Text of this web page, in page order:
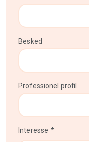
Besked
Professionel profil
Interesse